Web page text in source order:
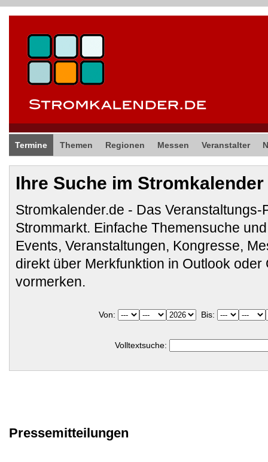
Termine Themen Regionen Messen Veranstalter
Ihre Suche im Stromkalender
Stromkalender.de - Das Veranstaltungs-
Strommarkt. Einfache Themensuche
Events, Veranstaltungen, Kongresse,
direkt über Merkfunktion in Outlook oder
vormerken.
Von: Bis:
Volltextsuche:
Pressemitteilungen